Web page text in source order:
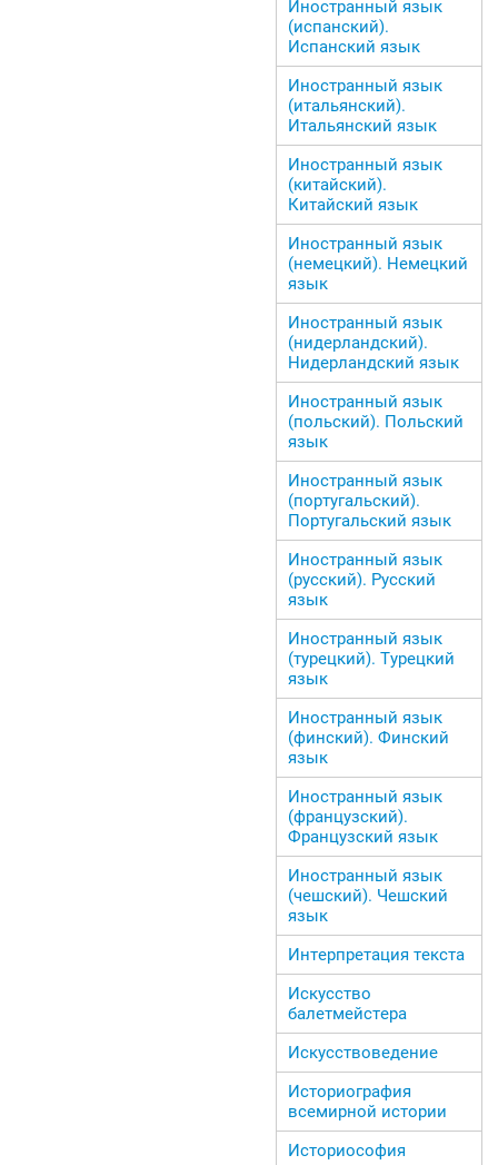
Иностранный язык
(испанский).
Испанский язык
Иностранный язык
(итальянский).
Итальянский язык
Иностранный язык
(китайский).
Китайский язык
Иностранный язык
(немецкий). Немецкий
язык
Иностранный язык
(нидерландский).
Нидерландский язык
Иностранный язык
(польский). Польский
язык
Иностранный язык
(португальский).
Португальский язык
Иностранный язык
(русский). Русский
язык
Иностранный язык
(турецкий). Турецкий
язык
Иностранный язык
(финский). Финский
язык
Иностранный язык
(французский).
Французский язык
Иностранный язык
(чешский). Чешский
язык
Интерпретация текста
Искусство
балетмейстера
Искусствоведение
Историография
всемирной истории
Историософия